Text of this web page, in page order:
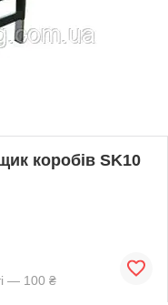
коробів SK10
— 100 ₴